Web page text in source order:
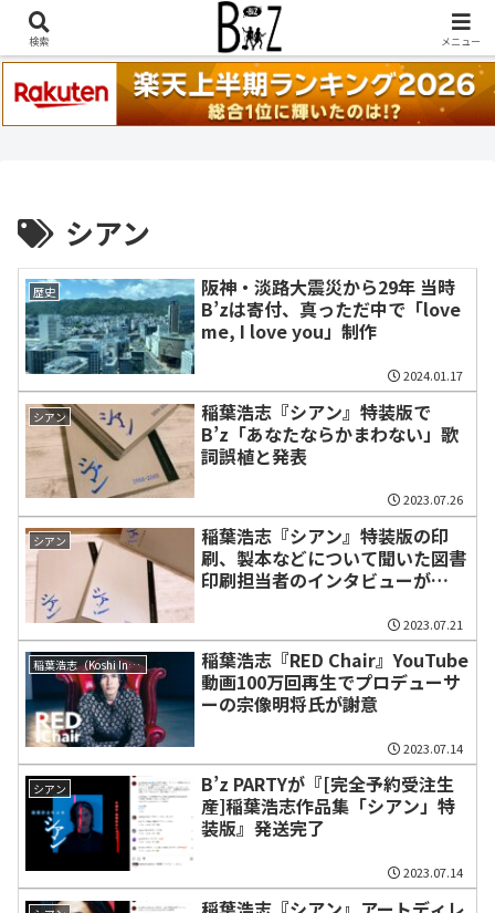
稲葉浩志『en-Zepp』『enⅣ』セトリ一覧はこちら
シアン
歴史
阪神・淡路大震災から29年 当時
B’zは寄付、真っただ中で「love
me, I love you」制作
2024.01.17
シアン
稲葉浩志『シアン』特装版で
B’z「あなたならかまわない」歌
詞誤植と発表
2023.07.26
シアン
稲葉浩志『シアン』特装版の印
刷、製本などについて聞いた図書
印刷担当者のインタビューが
2023.07.21
稲葉浩志（Koshi Inaba）
稲葉浩志『RED Chair』YouTube
動画100万回再生でプロデューサ
ーの宗像明将氏が謝意
2023.07.14
シアン
B’z PARTYが『[完全予約受注生
産]稲葉浩志作品集「シアン」特
装版』発送完了
2023.07.14
検索 メニュー